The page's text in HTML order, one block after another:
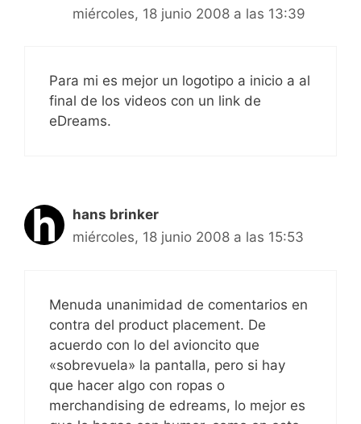
miércoles, 18 junio 2008 a las 13:39
Para mi es mejor un logotipo a inicio a al
final de los videos con un link de
eDreams.
hans brinker
miércoles, 18 junio 2008 a las 15:53
Menuda unanimidad de comentarios en
contra del product placement. De
acuerdo con lo del avioncito que
«sobrevuela» la pantalla, pero si hay
que hacer algo con ropas o
merchandising de edreams, lo mejor es